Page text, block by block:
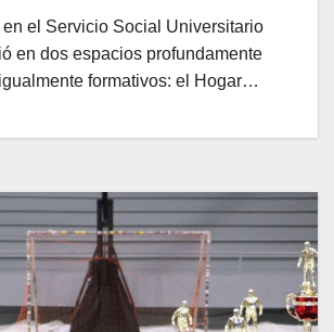
el Servicio Social Universitario
en dos espacios profundamente
formativos: el Hogar…